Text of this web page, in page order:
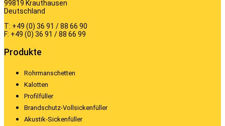
99819 Krauthausen
Deutschland
T: +49 (0) 36 91 / 88 66 90
F: +49 (0) 36 91 / 88 66 99
Produkte
Rohrmanschetten
Kalotten
Profilfüller
Brandschutz-Vollsickenfüller
Akustik-Sickenfüller